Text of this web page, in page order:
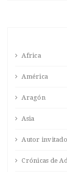
Africa
América
Aragón
Asia
Autor invitado
Crónicas de